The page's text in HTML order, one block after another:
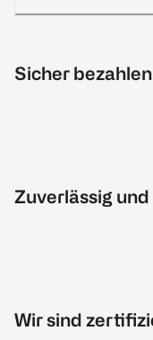
Sicher bezahlen
Zuverlässig
Wir sind